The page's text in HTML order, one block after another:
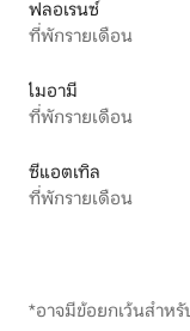
ฟลอเรนซ์
ที่พักรายเดือน
ไมอามี
ที่พักรายเดือน
ซีแอตเทิล
ที่พักรายเดือน
*อาจมีข้อยกเว้นสำห